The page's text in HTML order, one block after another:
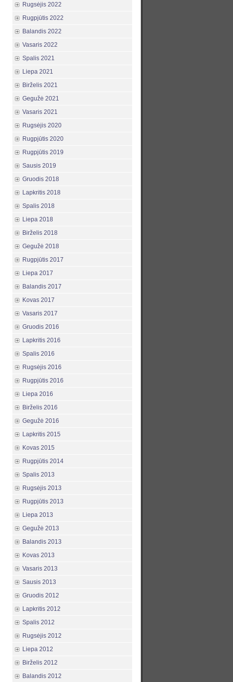
Rugsėjis 2022
Rugpjūtis 2022
Balandis 2022
Vasaris 2022
Spalis 2021
Liepa 2021
Birželis 2021
Gegužė 2021
Vasaris 2021
Rugsėjis 2020
Rugpjūtis 2020
Rugpjūtis 2019
Sausis 2019
Gruodis 2018
Lapkritis 2018
Spalis 2018
Liepa 2018
Birželis 2018
Gegužė 2018
Rugpjūtis 2017
Liepa 2017
Balandis 2017
Kovas 2017
Vasaris 2017
Gruodis 2016
Lapkritis 2016
Spalis 2016
Rugsėjis 2016
Rugpjūtis 2016
Liepa 2016
Birželis 2016
Gegužė 2016
Lapkritis 2015
Kovas 2015
Rugpjūtis 2014
Spalis 2013
Rugsėjis 2013
Rugpjūtis 2013
Liepa 2013
Gegužė 2013
Balandis 2013
Kovas 2013
Vasaris 2013
Sausis 2013
Gruodis 2012
Lapkritis 2012
Spalis 2012
Rugsėjis 2012
Liepa 2012
Birželis 2012
Balandis 2012